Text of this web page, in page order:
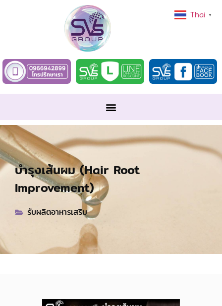
บำรุงเส้นผม (Hair Root
Improvement)
รับผลิตอาหารเสริม
Thai ▼